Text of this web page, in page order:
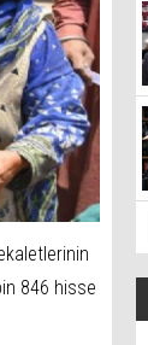
846 hisse